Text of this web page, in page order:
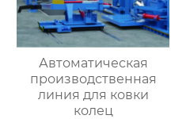
Автоматическая
производственная
линия для ковки
колец